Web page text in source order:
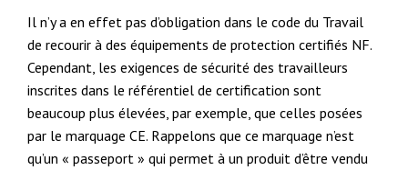
Il n’y a en effet pas d’obligation dans le code du Travail
de recourir à des équipements de protection certifiés NF.
Cependant, les exigences de sécurité des travailleurs
inscrites dans le référentiel de certification sont
beaucoup plus élevées, par exemple, que celles posées
par le marquage CE. Rappelons que ce marquage n’est
qu’un « passeport » qui permet à un produit d’être vendu